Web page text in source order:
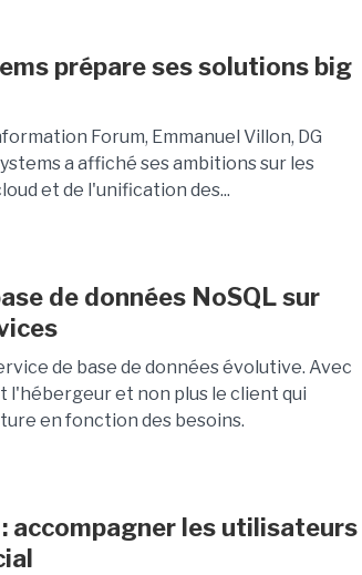
prépare ses solutions big
Forum, Emmanuel Villon, DG
a affiché ses ambitions sur les
et de l'unification des...
de données NoSQL sur
de base de données évolutive. Avec
l'hébergeur et non plus le client qui
en fonction des besoins.
accompagner les utilisateurs